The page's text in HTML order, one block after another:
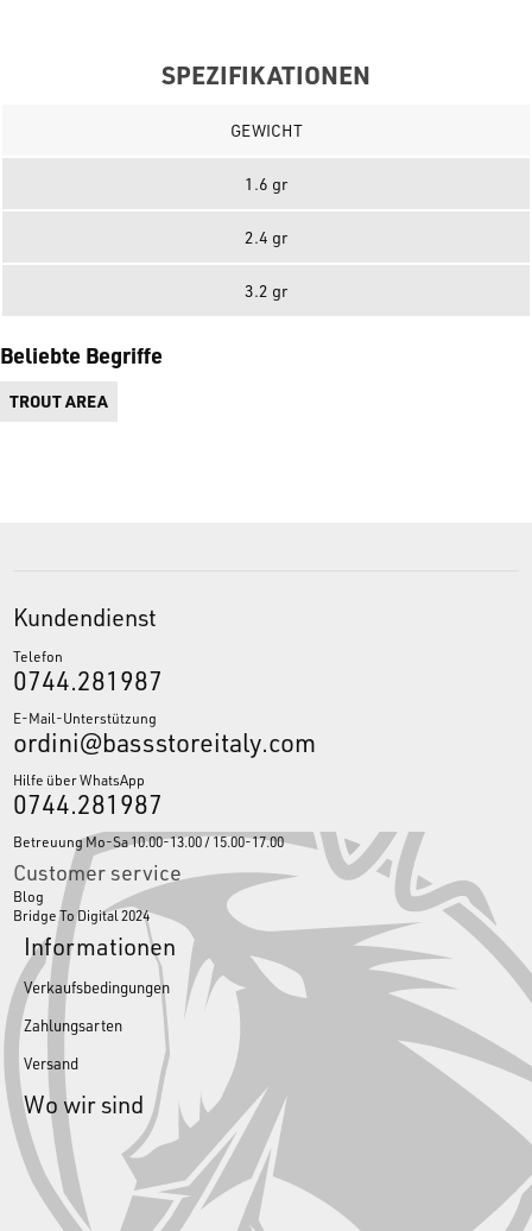
SPEZIFIKATIONEN
GEWICHT
1.6 gr
2.4 gr
3.2 gr
Beliebte Begriffe
TROUT AREA
Kundendienst
Telefon
0744.281987
E-Mail-Unterstützung
ordini@bassstoreitaly.com
Hilfe über WhatsApp
0744.281987
Betreuung Mo-Sa 10.00-13.00 / 15.00-17.00
Customer service
Blog
Bridge To Digital 2024
Informationen
Verkaufsbedingungen
Zahlungsarten
Versand
Wo wir sind